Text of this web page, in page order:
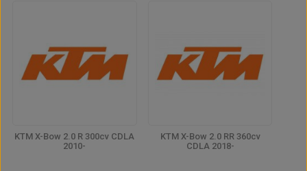
KTM X-Bow 2.0 R 300cv CDLA
2010-
KTM X-Bow 2.0 RR 360cv
CDLA 2018-